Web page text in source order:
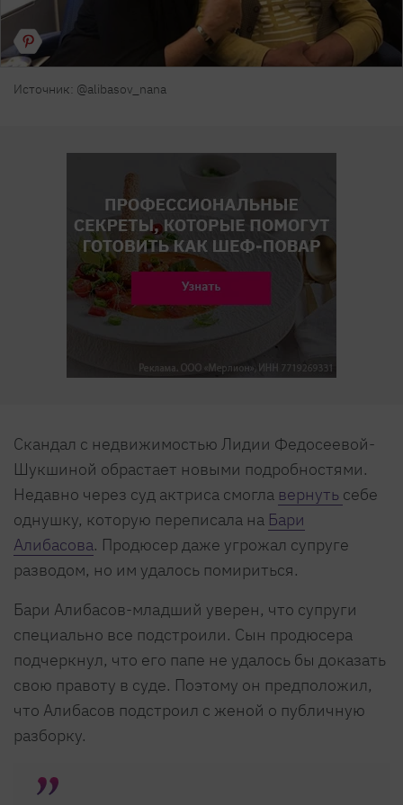
Источник: @alibasov_nana
Скандал с недвижимостью Лидии Федосеевой-
Шукшиной обрастает новыми подробностями.
Недавно через суд актриса смогла вернуть себе
однушку, которую переписала на Бари
Алибасова. Продюсер даже угрожал супруге
разводом, но им удалось помириться.
Бари Алибасов-младший уверен, что супруги
специально все подстроили. Сын продюсера
подчеркнул, что его папе не удалось бы доказать
свою правоту в суде. Поэтому он предположил,
что Алибасов подстроил с женой о публичную
разборку.